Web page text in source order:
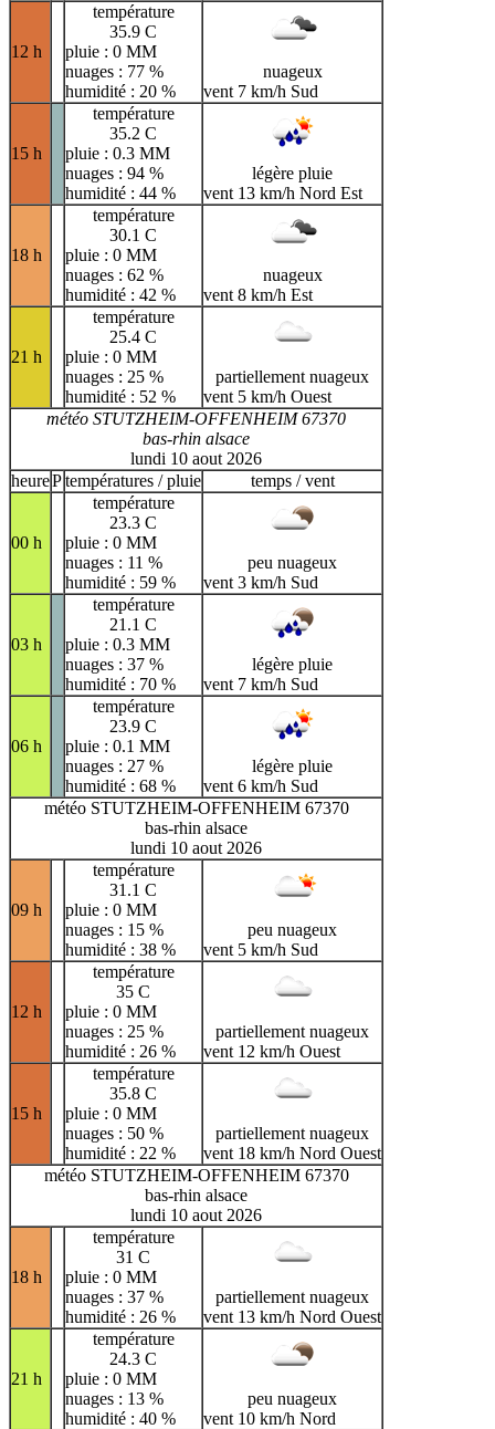
12 h
température
35.9 C
pluie : 0 MM
nuages : 77 %
humidité : 20 %
nuageux
vent 7 km/h Sud
15 h
température
35.2 C
pluie : 0.3 MM
nuages : 94 %
humidité : 44 %
légère pluie
vent 13 km/h Nord Est
18 h
température
30.1 C
pluie : 0 MM
nuages : 62 %
humidité : 42 %
nuageux
vent 8 km/h Est
21 h
température
25.4 C
pluie : 0 MM
nuages : 25 %
humidité : 52 %
partiellement nuageux
vent 5 km/h Ouest
météo STUTZHEIM-OFFENHEIM 67370
bas-rhin alsace
lundi 10 aout 2026
heurePtempératures / pluie temps / vent
00 h
température
23.3 C
pluie : 0 MM
nuages : 11 %
humidité : 59 %
peu nuageux
vent 3 km/h Sud
03 h
température
21.1 C
pluie : 0.3 MM
nuages : 37 %
humidité : 70 %
légère pluie
vent 7 km/h Sud
06 h
température
23.9 C
pluie : 0.1 MM
nuages : 27 %
humidité : 68 %
légère pluie
vent 6 km/h Sud
météo STUTZHEIM-OFFENHEIM 67370
bas-rhin alsace
lundi 10 aout 2026
09 h
température
31.1 C
pluie : 0 MM
nuages : 15 %
humidité : 38 %
peu nuageux
vent 5 km/h Sud
12 h
température
35 C
pluie : 0 MM
nuages : 25 %
humidité : 26 %
partiellement nuageux
vent 12 km/h Ouest
15 h
température
35.8 C
pluie : 0 MM
nuages : 50 %
humidité : 22 %
partiellement nuageux
vent 18 km/h Nord Ouest
météo STUTZHEIM-OFFENHEIM 67370
bas-rhin alsace
lundi 10 aout 2026
18 h
température
31 C
pluie : 0 MM
nuages : 37 %
humidité : 26 %
partiellement nuageux
vent 13 km/h Nord Ouest
21 h
température
24.3 C
pluie : 0 MM
nuages : 13 %
humidité : 40 %
peu nuageux
vent 10 km/h Nord